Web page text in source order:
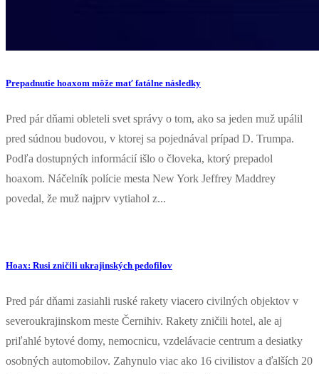
Prepadnutie hoaxom môže mať fatálne následky
Pred pár dňami obleteli svet správy o tom, ako sa jeden muž upálil
pred súdnou budovou, v ktorej sa pojednával prípad D. Trumpa.
Podľa dostupných informácií išlo o človeka, ktorý prepadol
hoaxom. Náčelník polície mesta New York Jeffrey Maddrey
povedal, že muž najprv vytiahol z...
Hoax: Rusi zničili ukrajinských pedofilov
Pred pár dňami zasiahli ruské rakety viacero civilných objektov v
severoukrajinskom meste Černihiv. Rakety zničili hotel, ale aj
priľahlé bytové domy, nemocnicu, vzdelávacie centrum a desiatky
osobných automobilov. Zahynulo viac ako 16 civilistov a ďalších 20